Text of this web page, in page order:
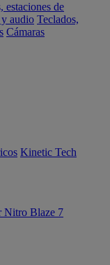
estaciones de
audio Teclados,
Cámaras
Kinetic Tech
Nitro Blaze 7